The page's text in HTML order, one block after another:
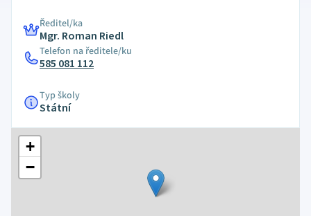
Ředitel/ka
Mgr. Roman Riedl
Telefon na ředitele/ku
585 081 112
Typ školy
Státní
+
−